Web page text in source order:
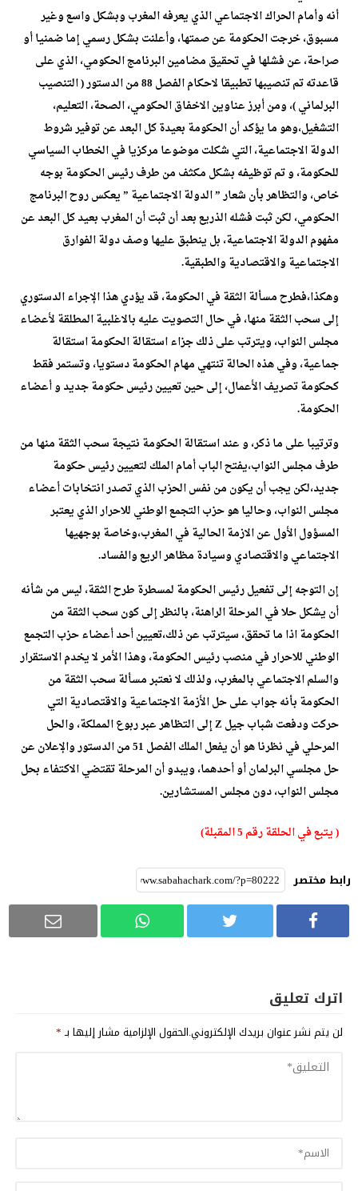
أنه وأمام الحراك الاجتماعي الذي يعرفه المغرب وبشكل واسع وغير
مسبوق، خرجت الحكومة عن صمتها، وأعلنت بشكل رسمي إما ضمنيا أو
صراحة، عن فشلها في تحقيق مضامين البرنامج الحكومي، الذي على
قاعدته تم تنصيبها تطبيقا لاحكام الفصل 88 من الدستور ( التنصيب
البرلماني )، ومن أبرز عناوين الاخفاق الحكومي، الصحة، التعليم،
التشغيل،وهو ما يؤكد أن الحكومة بعيدة كل البعد عن توفير شروط
الدولة الاجتماعية، التي شكلت موضوعا مركزيا في الخطاب السياسي
للحكومة، و تم توظيفه بشكل مكثف من طرف رئيس الحكومة بوجه
خاص، والتظاهر بأن شعار ” الدولة الاجتماعية ” يعكس روح البرنامج
الحكومي، لكن ثبت فشله الذريع بعد أن ثبت أن المغرب بعيد كل البعد عن
مفهوم الدولة الاجتماعية، بل ينطبق عليها وصف دولة الفوارق
الاجتماعية والاقتصادية والطبقية.
وهكذا،فطرح مسألة الثقة في الحكومة، قد يؤدي هذا الإجراء الدستوري
إلى سحب الثقة منها، في حال التصويت عليه بالاغلبية المطلقة لأعضاء
مجلس النواب، ويترتب على ذلك جزاء استقالة الحكومة استقالة
جماعية، وفي هذه الحالة تنتهي مهام الحكومة دستويا، وتستمر فقط
كحكومة تصريف الأعمال، إلى حين تعيين رئيس حكومة جديد و أعضاء
الحكومة.
وترتيبا على ما ذكر، و عند استقالة الحكومة نتيجة سحب الثقة منها من
طرف مجلس النواب،يفتح الباب أمام الملك لتعيين رئيس حكومة
جديد،لكن يجب أن يكون من نفس الحزب الذي تصدر انتخابات أعضاء
مجلس النواب، وحاليا هو حزب التجمع الوطني للاحرار الذي يعتبر
المسؤول الأول عن الازمة الحالية في المغرب،وخاصة بوجهيها
الاجتماعي والاقتصادي وسيادة مظاهر الريع والفساد.
إن التوجه إلى تفعيل رئيس الحكومة لمسطرة طرح الثقة، ليس من شأنه
أن يشكل حلا في المرحلة الراهنة، بالنظر إلى كون سحب الثقة من
الحكومة اذا ما تحقق، سيترتب عن ذلك،تعيين أحد أعضاء حزب التجمع
الوطني للاحرار في منصب رئيس الحكومة، وهذا الأمر لا يخدم الاستقرار
والسلم الاجتماعي بالمغرب، ولذلك لا نعتبر مسألة سحب الثقة من
الحكومة بأنه جواب على حل الأزمة الاجتماعية والاقتصادية التي
حركت ودفعت شباب جيل Z إلى التظاهر عبر ربوع المملكة، والحل
المرحلي في نظرنا هو أن يفعل الملك الفصل 51 من الدستور والإعلان عن
حل مجلسي البرلمان أو أحدهما، ويبدو أن المرحلة تقتضي الاكتفاء بحل
مجلس النواب، دون مجلس المستشارين.
( يتبع في الحلقة رقم 5 المقبلة)
رابط مختصر
اترك تعليق
لن يتم نشر عنوان بريدك الإلكتروني.الحقول الإلزامية مشار إليها بـ*